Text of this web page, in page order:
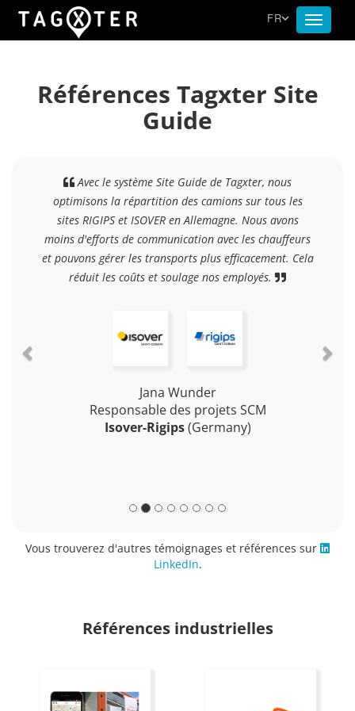
Toggle
FR
Références Tagxter Site
Guide
Avec le système Site Guide de Tagxter, nous
optimisons la répartition des camions sur tous les
sites RIGIPS et ISOVER en Allemagne. Nous avons
moins d'efforts de communication avec les chauffeurs
et pouvons gérer les transports plus efficacement. Cela
réduit les coûts et soulage nos employés.
Jana Wunder
Responsable des projets SCM
Isover-Rigips(Germany)
Vous trouverez d'autres témoignages et références sur
LinkedIn.
Références industrielles